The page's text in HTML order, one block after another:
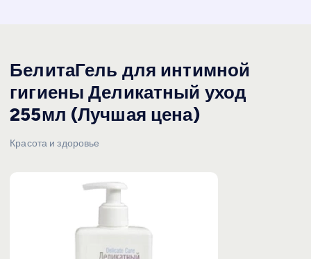
БелитаГель для интимной
гигиены Деликатный уход
255мл (Лучшая цена)
Красота и здоровье